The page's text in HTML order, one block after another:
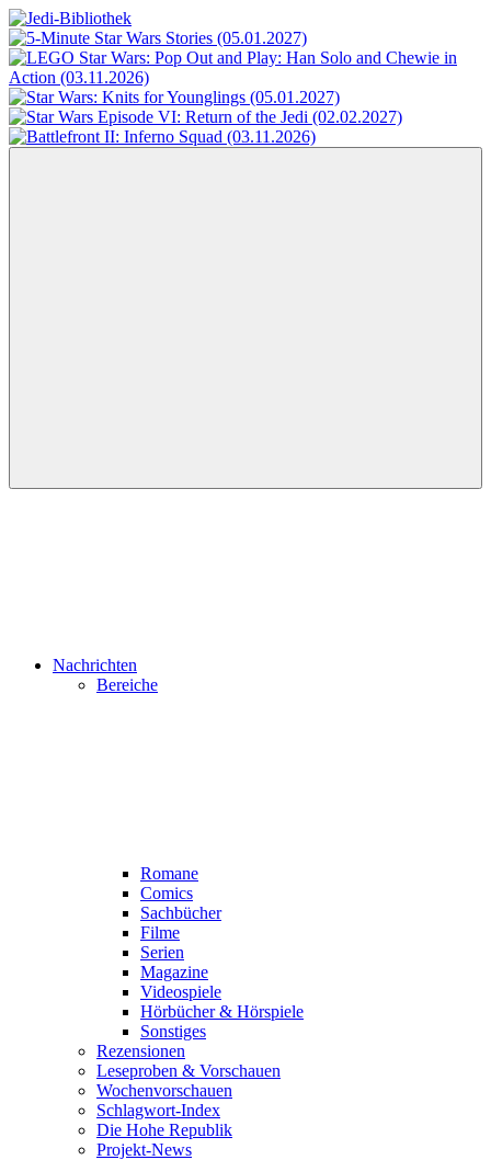
Zum
Inhalt
springen
Jedi-
Bibliothek
Das
Portal
für
Star
Wars-
Literatur
Nachrichten
Bereiche
Romane
Comics
Sachbücher
Filme
Serien
Magazine
Videospiele
Hörbücher & Hörspiele
Sonstiges
Rezensionen
Leseproben & Vorschauen
Wochenvorschauen
Schlagwort-Index
Die Hohe Republik
Projekt-News